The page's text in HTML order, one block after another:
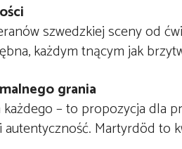
szwedzkiej sceny od
każdym tnącym jak
grania
– to propozycja dla
Martyrdöd to